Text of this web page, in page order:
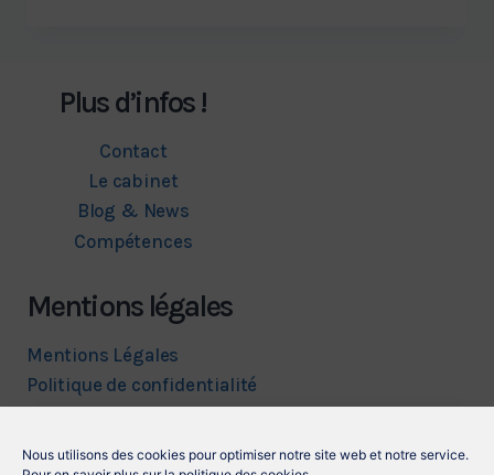
Nous utilisons des cookies pour optimiser notre site web et notre service.
Plus d’infos !
Contact
Le cabinet
Blog & News
Compétences
Mentions légales
Mentions Légales
Politique de confidentialité
Nous suivre